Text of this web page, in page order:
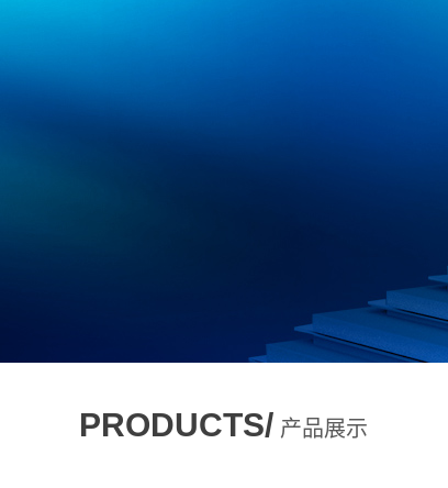
PRODUCTS/ 产品展示